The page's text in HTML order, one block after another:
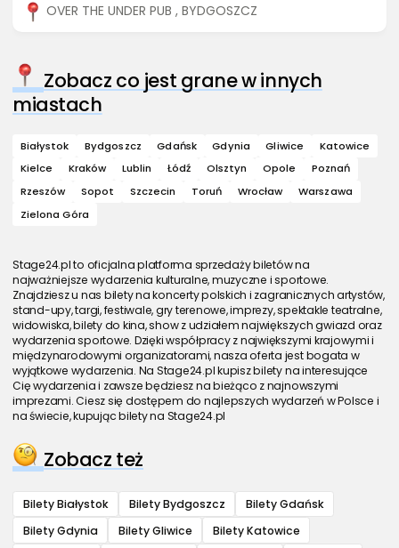
OVER THE UNDER PUB , BYDGOSZCZ
Zobacz co jest grane w innych
miastach
Białystok Bydgoszcz Gdańsk Gdynia Gliwice
Katowice
Kielce
Kraków Lublin Łódź Olsztyn Opole
Poznań
Rzeszów
Sopot Szczecin Toruń Wrocław
Warszawa
Zielona Góra
Stage24.pl to oficjalna platforma sprzedaży biletów na
najważniejsze wydarzenia kulturalne, muzyczne i sportowe.
Znajdziesz u nas bilety na koncerty polskich i zagranicznych artystów,
stand-upy, targi, festiwale, gry terenowe, imprezy, spektakle teatralne,
widowiska, bilety do kina, show z udziałem największych gwiazd oraz
wydarzenia sportowe. Dzięki współpracy z największymi krajowymi i
międzynarodowymi organizatorami, nasza oferta jest bogata w
wyjątkowe wydarzenia. Na Stage24.pl kupisz bilety na interesujące
Cię wydarzenia i zawsze będziesz na bieżąco z najnowszymi
imprezami. Ciesz się dostępem do najlepszych wydarzeń w Polsce i
na świecie, kupując bilety na Stage24.pl
Zobacz też
Bilety Białystok Bilety Bydgoszcz
Bilety Gdańsk
Bilety Gdynia
Bilety Gliwice
Bilety Katowice